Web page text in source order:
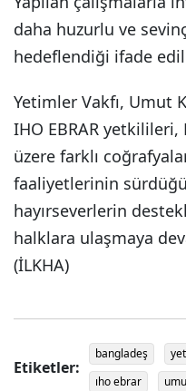
daha huzurlu ve
hedeflendiği ifade
Yetimler Vakfı, Umut
IHO EBRAR
üzere farklı
faaliyetlerinin
hayırseverlerin
halklara ulaşmaya
(İLKHA)
Etiketler:
bangladeş
ıho ebrar